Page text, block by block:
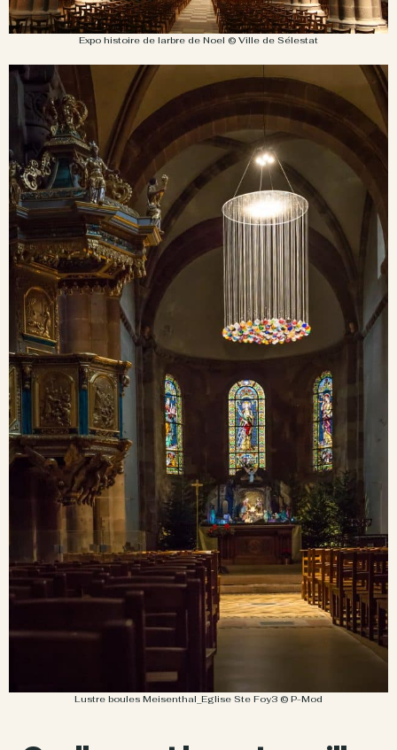
Expo histoire de larbre de Noel © Ville de Sélestat
Lustre boules Meisenthal_Eglise Ste Foy3 © P-Mod